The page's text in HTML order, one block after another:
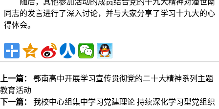
同志的发言进行了深入讨论，并与大家分享了学习十九大的心
得体会。
上一篇：
鄂南高中开展学习宣传贯彻党的二十大精神系列主题
教育活动
下一篇：
我校中心组集中学习党建理论 持续深化学习型党组织